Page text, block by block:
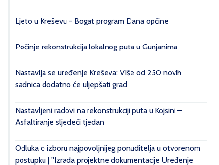
Ljeto u Kreševu - Bogat program Dana općine
Počinje rekonstrukcija lokalnog puta u Gunjanima
Nastavlja se uređenje Kreševa: Više od 250 novih
sadnica dodatno će uljepšati grad
Nastavljeni radovi na rekonstrukciji puta u Kojsini –
Asfaltiranje sljedeći tjedan
Odluka o izboru najpovoljnijeg ponuditelja u otvorenom
postupku | ''Izrada projektne dokumentacije Uređenje